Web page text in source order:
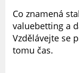
Co znamená
valuebetting a
Vzdělávejte se
tomu čas.